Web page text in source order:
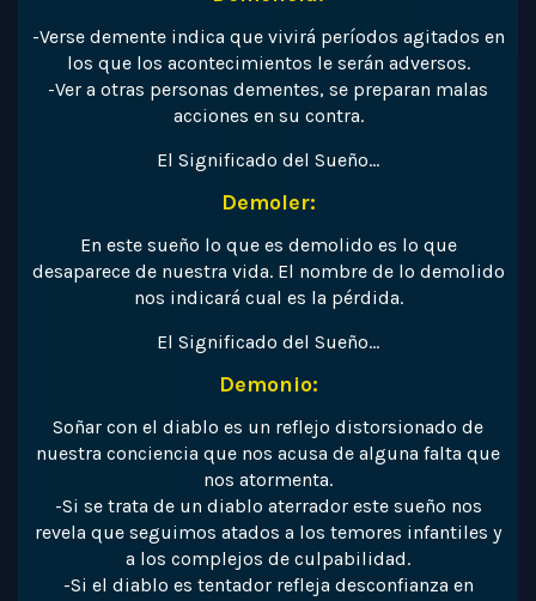
-Verse demente indica que vivirá períodos agitados en
los que los acontecimientos le serán adversos.
-Ver a otras personas dementes, se preparan malas
acciones en su contra.
El Significado del Sueño…
Demoler:
En este sueño lo que es demolido es lo que
desaparece de nuestra vida. El nombre de lo demolido
nos indicará cual es la pérdida.
El Significado del Sueño…
Demonio:
Soñar con el diablo es un reflejo distorsionado de
nuestra conciencia que nos acusa de alguna falta que
nos atormenta.
-Si se trata de un diablo aterrador este sueño nos
revela que seguimos atados a los temores infantiles y
a los complejos de culpabilidad.
-Si el diablo es tentador refleja desconfianza en